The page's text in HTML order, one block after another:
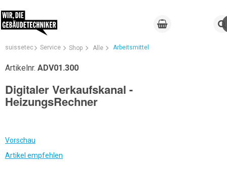
suissetec Service Shop Alle Arbeitsmittel
Artikelnr. ADV01.300
Digitaler Verkaufskanal -
HeizungsRechner
Vorschau
Artikel empfehlen